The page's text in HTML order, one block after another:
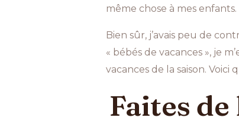
même chose à mes enfants.
Bien sûr, j’avais peu de
« bébés de vacances », je
vacances de la saison.
Faites